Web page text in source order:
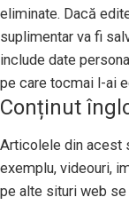
eliminate. Dacă
suplimentar va fi
include date
pe care tocmai l-ai
Conținut
Articolele din acest
exemplu, videouri,
pe alte situri web